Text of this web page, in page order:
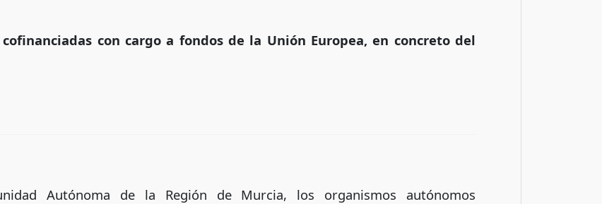
con cargo a fondos de la Unión Europea, en concreto del
Autónoma de la Región de Murcia, los organismos autónomos